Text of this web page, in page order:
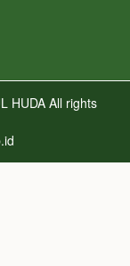
HUDAAll rights